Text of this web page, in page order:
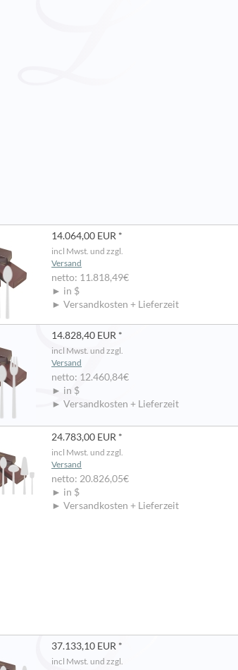
14.064,00 EUR *
incl Mwst. und zzgl.
Versand
netto: 11.818,49€
► in $
► Versandkosten + Lieferzeit
14.828,40 EUR *
incl Mwst. und zzgl.
Versand
netto: 12.460,84€
► in $
► Versandkosten + Lieferzeit
24.783,00 EUR *
incl Mwst. und zzgl.
Versand
netto: 20.826,05€
► in $
► Versandkosten + Lieferzeit
37.133,10 EUR *
incl Mwst. und zzgl.